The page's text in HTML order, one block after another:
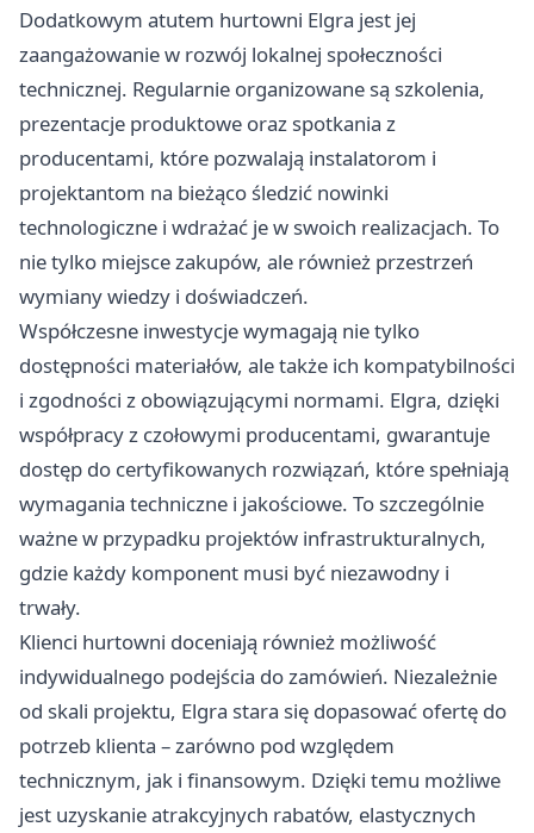
Dodatkowym atutem hurtowni Elgra jest jej
zaangażowanie w rozwój lokalnej społeczności
technicznej. Regularnie organizowane są szkolenia,
prezentacje produktowe oraz spotkania z
producentami, które pozwalają instalatorom i
projektantom na bieżąco śledzić nowinki
technologiczne i wdrażać je w swoich realizacjach. To
nie tylko miejsce zakupów, ale również przestrzeń
wymiany wiedzy i doświadczeń.
Współczesne inwestycje wymagają nie tylko
dostępności materiałów, ale także ich kompatybilności
i zgodności z obowiązującymi normami. Elgra, dzięki
współpracy z czołowymi producentami, gwarantuje
dostęp do certyfikowanych rozwiązań, które spełniają
wymagania techniczne i jakościowe. To szczególnie
ważne w przypadku projektów infrastrukturalnych,
gdzie każdy komponent musi być niezawodny i
trwały.
Klienci hurtowni doceniają również możliwość
indywidualnego podejścia do zamówień. Niezależnie
od skali projektu, Elgra stara się dopasować ofertę do
potrzeb klienta – zarówno pod względem
technicznym, jak i finansowym. Dzięki temu możliwe
jest uzyskanie atrakcyjnych rabatów, elastycznych